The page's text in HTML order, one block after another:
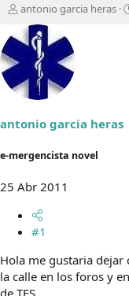
I
i
c
a
d
r
l
e
a
antonio garcia heras
antonio garcia heras
e-mergencista novel
25 Abr 2011
#1
Hola me gustaria dejar
la calle en los foros y
de TES.